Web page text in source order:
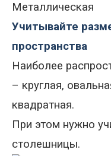
Металлическая
Учитывайте
пространства
Наиболее
– круглая,
квадратная.
При этом нужно
столешницы.